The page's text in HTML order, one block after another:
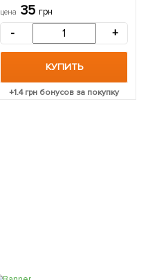
цена 35 грн
- +
КУПИТЬ
+1.4грн бонусов за покупку